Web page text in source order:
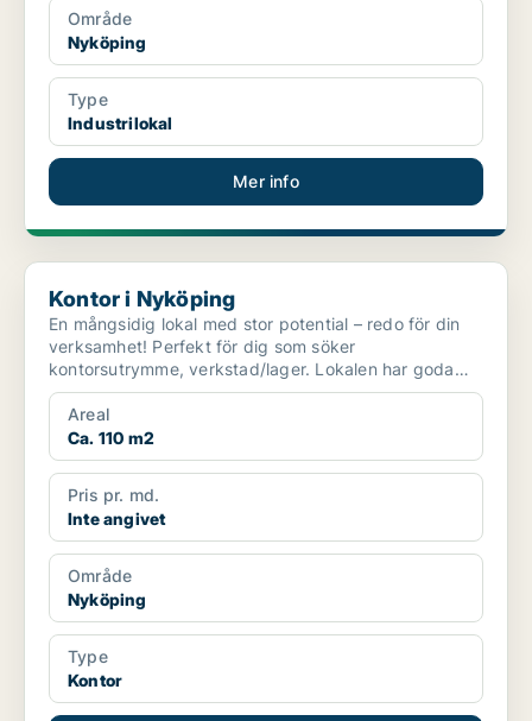
Område
Nyköping
Type
Industrilokal
Mer info
Kontor i Nyköping
Kontor i Nyköping
En mångsidig lokal med stor potential – redo för din
verksamhet! Perfekt för dig som söker
kontorsutrymme, verkstad/lager. Lokalen har goda
tillfartsmöjlighe...
Areal
Ca. 110 m2
Pris pr. md.
Inte angivet
Område
Nyköping
Type
Kontor